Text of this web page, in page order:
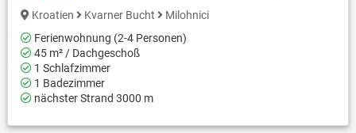
Kroatien Kvarner Bucht
Milohnici
Ferienwohnung (2-4 Personen)
45 m² / Dachgeschoß
1 Schlafzimmer
1 Badezimmer
nächster Strand 3000 m